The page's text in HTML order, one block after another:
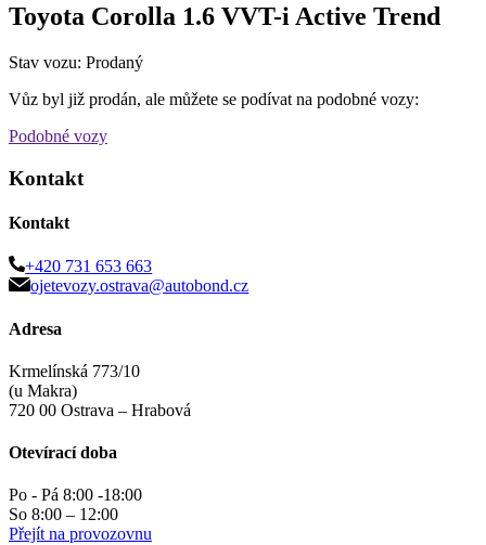
Toyota Corolla 1.6 VVT-i Active Trend
Stav vozu: Prodaný
Vůz byl již prodán, ale můžete se podívat na podobné vozy:
Podobné vozy
Kontakt
Kontakt
+420 731 653 663
ojetevozy.ostrava@autobond.cz
Adresa
Krmelínská 773/10
(u Makra)
720 00 Ostrava – Hrabová
Otevírací doba
Po - Pá 8:00 -18:00
So 8:00 – 12:00
Přejít na provozovnu